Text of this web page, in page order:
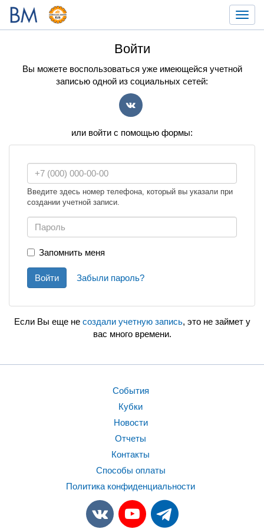
Войти
Вы можете воспользоваться уже имеющейся учетной
записью одной из социальных сетей:
или войти с помощью формы:
Введите здесь номер телефона, который вы указали при
создании учетной записи.
Запомнить меня
Войти Забыли пароль?
Если Вы еще не создали учетную запись, это не займет у
вас много времени.
События
Кубки
Новости
Отчеты
Контакты
Способы оплаты
Политика конфиденциальности